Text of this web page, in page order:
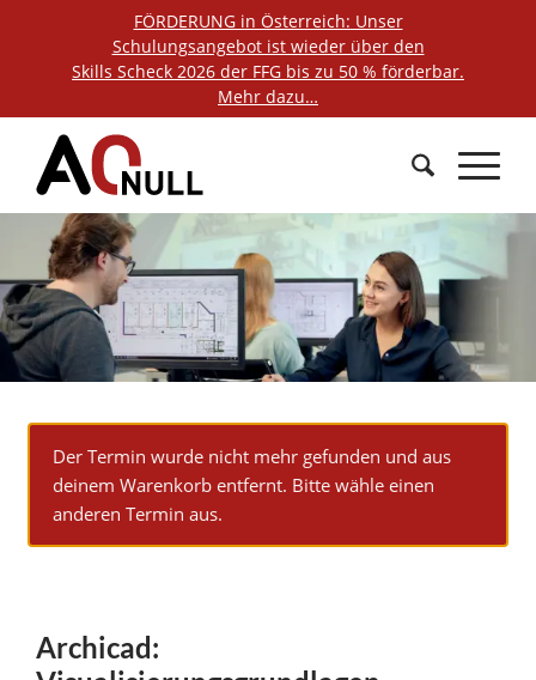
FÖRDERUNG in Österreich: Unser
Schulungsangebot ist wieder über den
Skills Scheck 2026 der FFG bis zu 50 % förderbar.
Mehr dazu…
Der Termin wurde nicht mehr gefunden und aus
deinem Warenkorb entfernt. Bitte wähle einen
anderen Termin aus.
Archicad: